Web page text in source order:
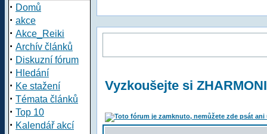
· Domů
· akce
· Akce_Reiki
· Archív článků
· Diskuzní fórum
· Hledání
· Ke stažení
· Témata článků
· Top 10
· Kalendář akcí
Vyzkoušejte si